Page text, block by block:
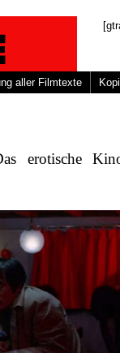
aller Filmtexte
erotische